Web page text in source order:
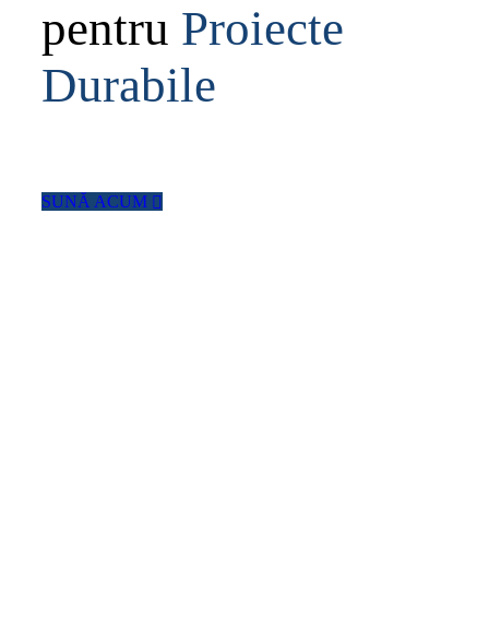
pentru Proiecte
Durabile
SUNĂ ACUM